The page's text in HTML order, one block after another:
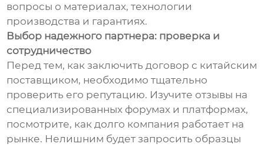
вопросы о материалах, технологии
производства и гарантиях.
Выбор надежного партнера: проверка и
сотрудничество
Перед тем, как заключить договор с китайским
поставщиком, необходимо тщательно
проверить его репутацию. Изучите отзывы на
специализированных форумах и платформах,
посмотрите, как долго компания работает на
рынке. Нелишним будет запросить образцы